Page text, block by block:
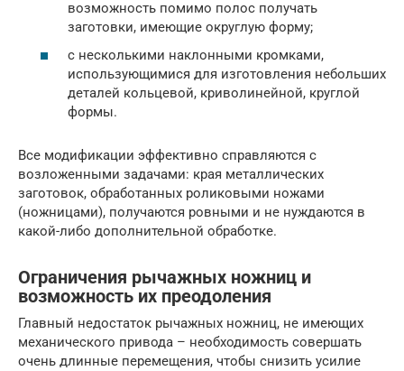
возможность помимо полос получать
заготовки, имеющие округлую форму;
с несколькими наклонными кромками,
использующимися для изготовления небольших
деталей кольцевой, криволинейной, круглой
формы.
Все модификации эффективно справляются с
возложенными задачами: края металлических
заготовок, обработанных роликовыми ножами
(ножницами), получаются ровными и не нуждаются в
какой-либо дополнительной обработке.
Ограничения рычажных ножниц и
возможность их преодоления
Главный недостаток рычажных ножниц, не имеющих
механического привода – необходимость совершать
очень длинные перемещения, чтобы снизить усилие